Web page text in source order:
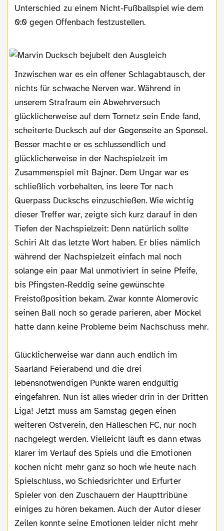
Unterschied zu einem Nicht-Fußballspiel wie dem
0:0 gegen Offenbach festzustellen.
Inzwischen war es ein offener Schlagabtausch, der
nichts für schwache Nerven war. Während in
unserem Strafraum ein Abwehrversuch
glücklicherweise auf dem Tornetz sein Ende fand,
scheiterte Ducksch auf der Gegenseite an Sponsel.
Besser machte er es schlussendlich und
glücklicherweise in der Nachspielzeit im
Zusammenspiel mit Bajner. Dem Ungar war es
schließlich vorbehalten, ins leere Tor nach
Querpass Duckschs einzuschießen. Wie wichtig
dieser Treffer war, zeigte sich kurz darauf in den
Tiefen der Nachspielzeit: Denn natürlich sollte
Schiri Alt das letzte Wort haben. Er blies nämlich
während der Nachspielzeit einfach mal noch
solange ein paar Mal unmotiviert in seine Pfeife,
bis Pfingsten-Reddig seine gewünschte
Freistoßposition bekam. Zwar konnte Alomerovic
seinen Ball noch so gerade parieren, aber Möckel
hatte dann keine Probleme beim Nachschuss mehr.
Glücklicherweise war dann auch endlich im
Saarland Feierabend und die drei
lebensnotwendigen Punkte waren endgültig
eingefahren. Nun ist alles wieder drin in der Dritten
Liga! Jetzt muss am Samstag gegen einen
weiteren Ostverein, den Halleschen FC, nur noch
nachgelegt werden. Vielleicht läuft es dann etwas
klarer im Verlauf des Spiels und die Emotionen
kochen nicht mehr ganz so hoch wie heute nach
Spielschluss, wo Schiedsrichter und Erfurter
Spieler von den Zuschauern der Haupttribüne
einiges zu hören bekamen. Auch der Autor dieser
Zeilen konnte seine Emotionen leider nicht mehr